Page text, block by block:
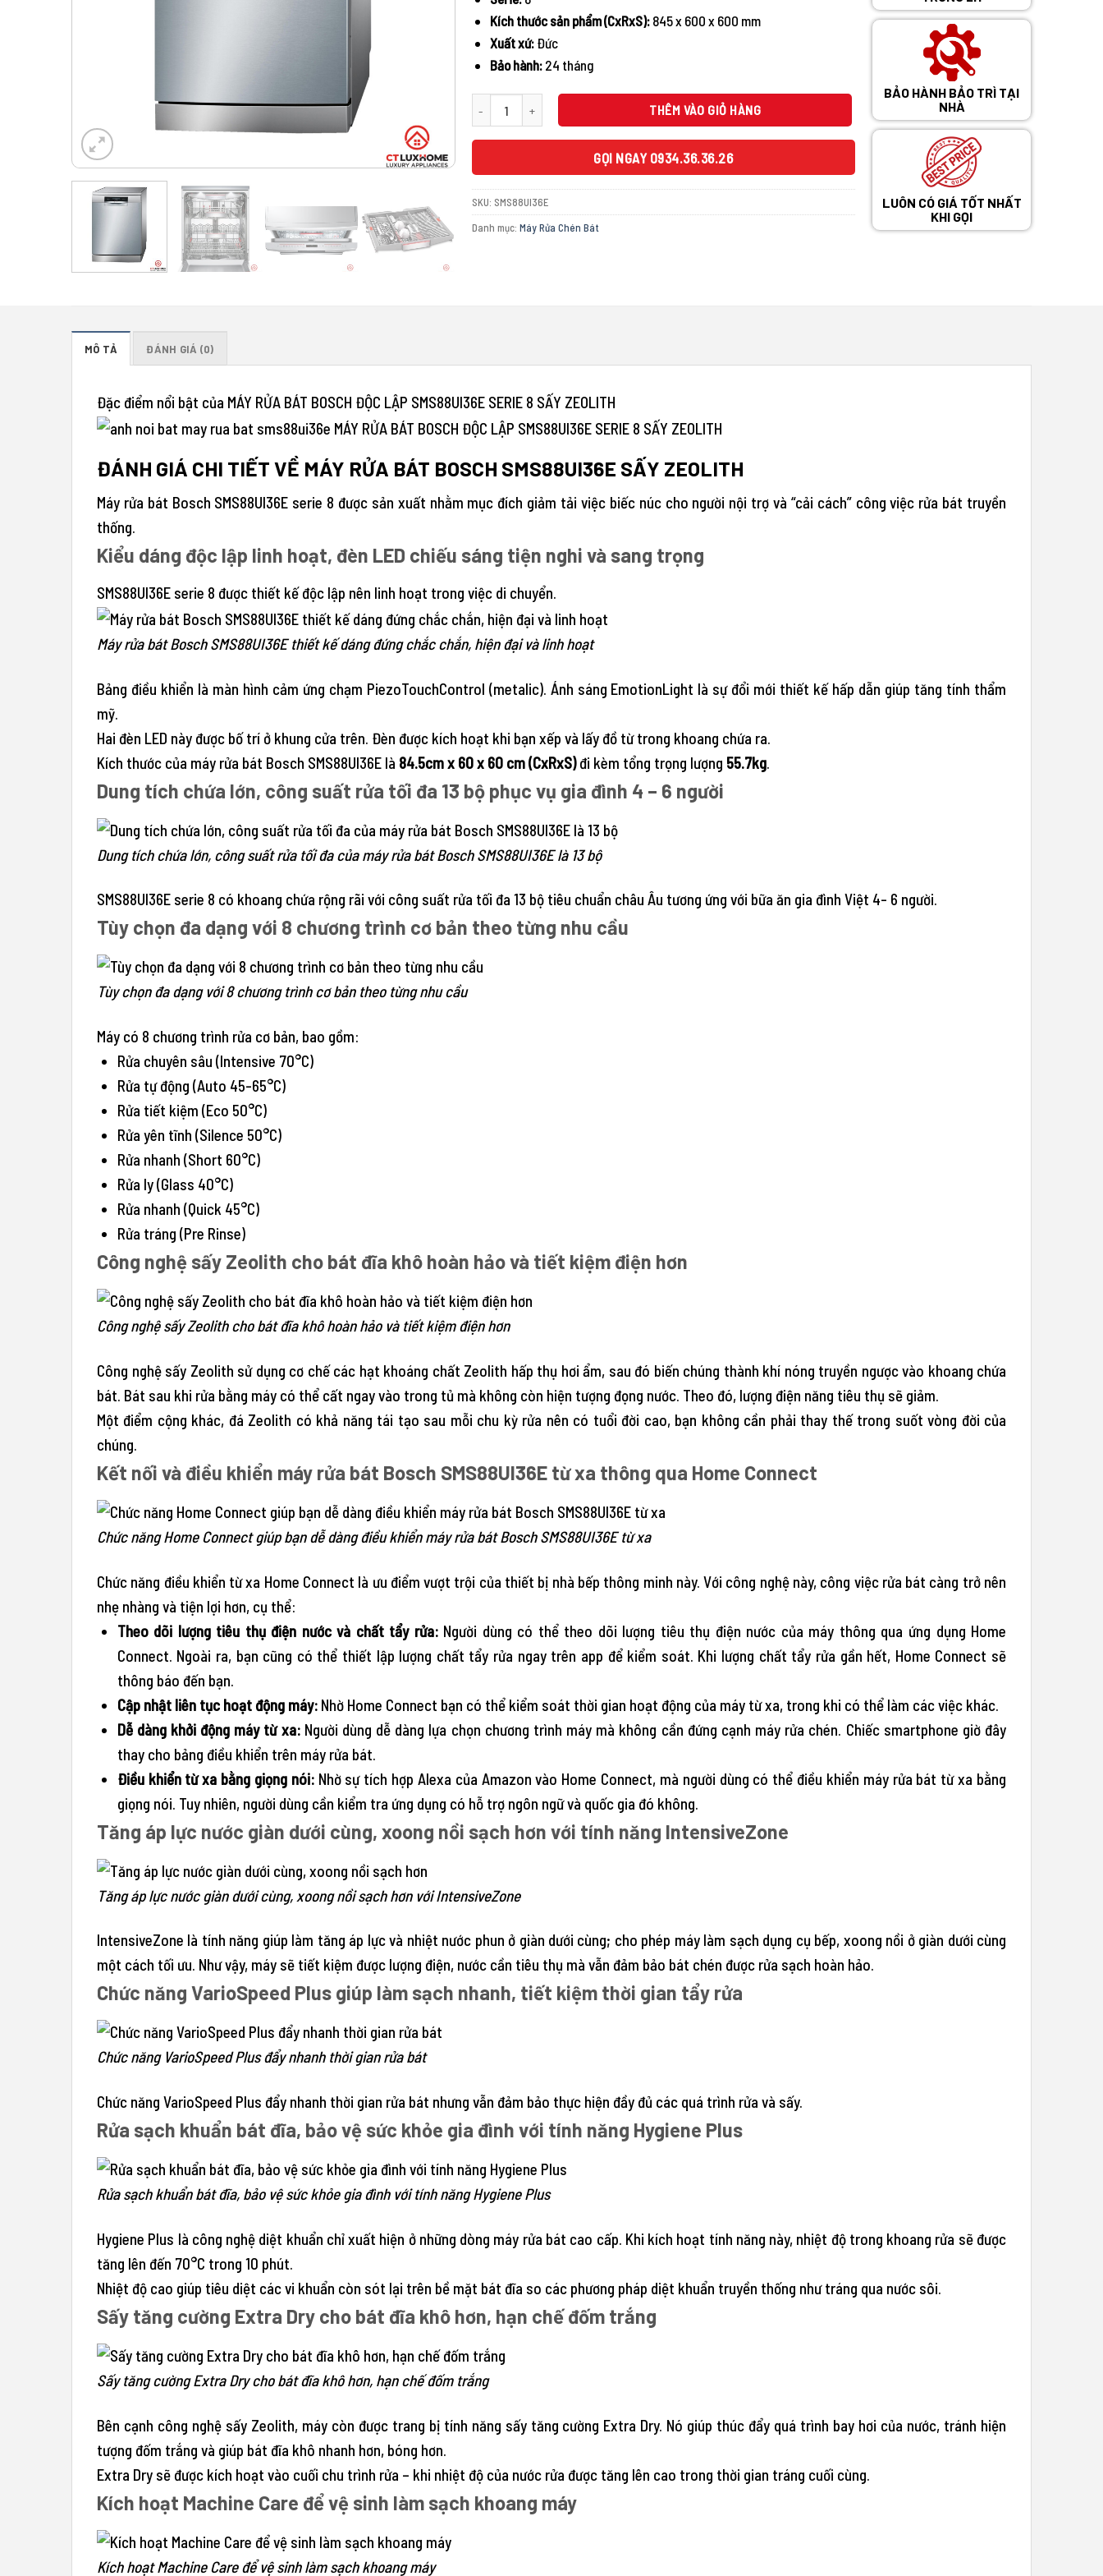
Kích thước sản phẩm (CxRxS):845 x 600 x 600 mm
Xuất xứ:Đức
Bảo hành:24 tháng
MÁY RỬA BÁT BOSCH ĐỘC LẬP SMS88UI36E SERIE 8 SẤY ZEOLITH số lượng
THÊM VÀO GIỎ HÀNG
GỌI NGAY 0934.36.36.26
SKU: SMS88UI36E
Danh mục: Máy Rửa Chén Bát
BẢO HÀNH BẢO TRÌ TẠI
NHÀ
LUÔN CÓ GIÁ TỐT NHẤT
KHI GỌI
MÔ TẢ ĐÁNH GIÁ (0)
Đặc điểm nổi bật của MÁY RỬA BÁT BOSCH ĐỘC LẬP SMS88UI36E SERIE 8 SẤY ZEOLITH
ĐÁNH GIÁ CHI TIẾT VỀ MÁY RỬA BÁT BOSCH SMS88UI36E SẤY ZEOLITH
Máy rửa bát Bosch SMS88UI36E serie 8 được sản xuất nhằm mục đích giảm tải việc biếc núc cho người nội trợ và “cải cách” công việc rửa bát truyền
thống.
Kiểu dáng độc lập linh hoạt, đèn LED chiếu sáng tiện nghi và sang trọng
SMS88UI36E serie 8 được thiết kế độc lập nên linh hoạt trong việc di chuyển.
Máy rửa bát Bosch SMS88UI36E thiết kế dáng đứng chắc chắn, hiện đại và linh hoạt
Bảng điều khiển là màn hình cảm ứng chạm PiezoTouchControl (metalic). Ánh sáng EmotionLight là sự đổi mới thiết kế hấp dẫn giúp tăng tính thẩm
mỹ.
Hai đèn LED này được bố trí ở khung cửa trên. Đèn được kích hoạt khi bạn xếp và lấy đồ từ trong khoang chứa ra.
Kích thước của máy rửa bát Bosch SMS88UI36E là 84.5cm x 60 x 60 cm (CxRxS)đi kèm tổng trọng lượng 55.7kg.
Dung tích chứa lớn, công suất rửa tối đa 13 bộ phục vụ gia đình 4 – 6 người
Dung tích chứa lớn, công suất rửa tối đa của máy rửa bát Bosch SMS88UI36E là 13 bộ
SMS88UI36E serie 8 có khoang chứa rộng rãi với công suất rửa tối đa 13 bộ tiêu chuẩn châu Âu tương ứng với bữa ăn gia đình Việt 4- 6 người.
Tùy chọn đa dạng với 8 chương trình cơ bản theo từng nhu cầu
Tùy chọn đa dạng với 8 chương trình cơ bản theo từng nhu cầu
Máy có 8 chương trình rửa cơ bản, bao gồm:
Rửa chuyên sâu (Intensive 70°C)
Rửa tự động (Auto 45-65°C)
Rửa tiết kiệm (Eco 50°C)
Rửa yên tĩnh (Silence 50°C)
Rửa nhanh (Short 60°C)
Rửa ly (Glass 40°C)
Rửa nhanh (Quick 45°C)
Rửa tráng (Pre Rinse)
Công nghệ sấy Zeolith cho bát đĩa khô hoàn hảo và tiết kiệm điện hơn
Công nghệ sấy Zeolith cho bát đĩa khô hoàn hảo và tiết kiệm điện hơn
Công nghệ sấy Zeolith sử dụng cơ chế các hạt khoáng chất Zeolith hấp thụ hơi ẩm, sau đó biến chúng thành khí nóng truyền ngược vào khoang chứa
bát. Bát sau khi rửa bằng máy có thể cất ngay vào trong tủ mà không còn hiện tượng đọng nước. Theo đó, lượng điện năng tiêu thụ sẽ giảm.
Một điểm cộng khác, đá Zeolith có khả năng tái tạo sau mỗi chu kỳ rửa nên có tuổi đời cao, bạn không cần phải thay thế trong suốt vòng đời của
chúng.
Kết nối và điều khiển máy rửa bát Bosch SMS88UI36E từ xa thông qua Home Connect
Chức năng Home Connect giúp bạn dễ dàng điều khiển máy rửa bát Bosch SMS88UI36E từ xa
Chức năng điều khiển từ xa Home Connect là ưu điểm vượt trội của thiết bị nhà bếp thông minh này. Với công nghệ này, công việc rửa bát càng trở nên
nhẹ nhàng và tiện lợi hơn, cụ thể:
Theo dõi lượng tiêu thụ điện nước và chất tẩy rửa:Người dùng có thể theo dõi lượng tiêu thụ điện nước của máy thông qua ứng dụng Home
Connect. Ngoài ra, bạn cũng có thể thiết lập lượng chất tẩy rửa ngay trên app để kiểm soát. Khi lượng chất tẩy rửa gần hết, Home Connect sẽ
thông báo đến bạn.
Cập nhật liên tục hoạt động máy:Nhờ Home Connect bạn có thể kiểm soát thời gian hoạt động của máy từ xa, trong khi có thể làm các việc khác.
Dễ dàng khởi động máy từ xa:Người dùng dễ dàng lựa chọn chương trình máy mà không cần đứng cạnh máy rửa chén. Chiếc smartphone giờ đây
thay cho bảng điều khiển trên máy rửa bát.
Điều khiển từ xa bằng giọng nói:Nhờ sự tích hợp Alexa của Amazon vào Home Connect, mà người dùng có thể điều khiển máy rửa bát từ xa bằng
giọng nói. Tuy nhiên, người dùng cần kiểm tra ứng dụng có hỗ trợ ngôn ngữ và quốc gia đó không.
Tăng áp lực nước giàn dưới cùng, xoong nồi sạch hơn với tính năng IntensiveZone
Tăng áp lực nước giàn dưới cùng, xoong nồi sạch hơn với IntensiveZone
IntensiveZone là tính năng giúp làm tăng áp lực và nhiệt nước phun ở giàn dưới cùng; cho phép máy làm sạch dụng cụ bếp, xoong nồi ở giàn dưới cùng
một cách tối ưu. Như vậy, máy sẽ tiết kiệm được lượng điện, nước cần tiêu thụ mà vẫn đảm bảo bát chén được rửa sạch hoàn hảo.
Chức năng VarioSpeed Plus giúp làm sạch nhanh, tiết kiệm thời gian tẩy rửa
Chức năng VarioSpeed Plus đẩy nhanh thời gian rửa bát
Chức năng VarioSpeed Plus đẩy nhanh thời gian rửa bát nhưng vẫn đảm bảo thực hiện đầy đủ các quá trình rửa và sấy.
Rửa sạch khuẩn bát đĩa, bảo vệ sức khỏe gia đình với tính năng Hygiene Plus
Rửa sạch khuẩn bát đĩa, bảo vệ sức khỏe gia đình với tính năng Hygiene Plus
Hygiene Plus là công nghệ diệt khuẩn chỉ xuất hiện ở những dòng máy rửa bát cao cấp. Khi kích hoạt tính năng này, nhiệt độ trong khoang rửa sẽ được
tăng lên đến 70°C trong 10 phút.
Nhiệt độ cao giúp tiêu diệt các vi khuẩn còn sót lại trên bề mặt bát đĩa so các phương pháp diệt khuẩn truyền thống như tráng qua nước sôi.
Sấy tăng cường Extra Dry cho bát đĩa khô hơn, hạn chế đốm trắng
Sấy tăng cường Extra Dry cho bát đĩa khô hơn, hạn chế đốm trắng
Bên cạnh công nghệ sấy Zeolith, máy còn được trang bị tính năng sấy tăng cường Extra Dry. Nó giúp thúc đẩy quá trình bay hơi của nước, tránh hiện
tượng đốm trắng và giúp bát đĩa khô nhanh hơn, bóng hơn.
Extra Dry sẽ được kích hoạt vào cuối chu trình rửa – khi nhiệt độ của nước rửa được tăng lên cao trong thời gian tráng cuối cùng.
Kích hoạt Machine Care để vệ sinh làm sạch khoang máy
Kích hoạt Machine Care để vệ sinh làm sạch khoang máy